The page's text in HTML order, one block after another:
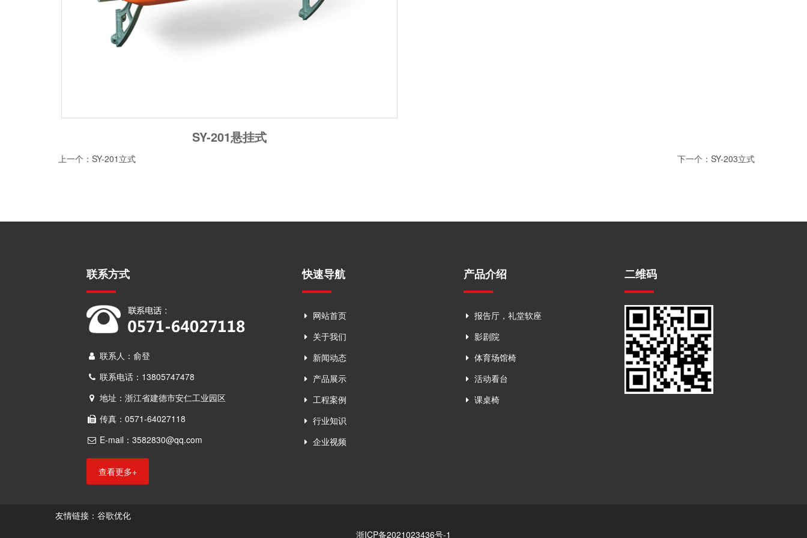
SY-201悬挂式
上一个：SY-201立式 下一个：SY-203立式
联系方式
联系人：俞登
联系电话：13805747478
地址：浙江省建德市安仁工业园区
传真：0571-64027118
E-mail：3582830@qq.com
查看更多+
快速导航
网站首页
关于我们
新闻动态
产品展示
工程案例
行业知识
企业视频
产品介绍
报告厅，礼堂软座
影剧院
体育场馆椅
活动看台
课桌椅
二维码
谷歌优化
浙ICP备2021023436号-1